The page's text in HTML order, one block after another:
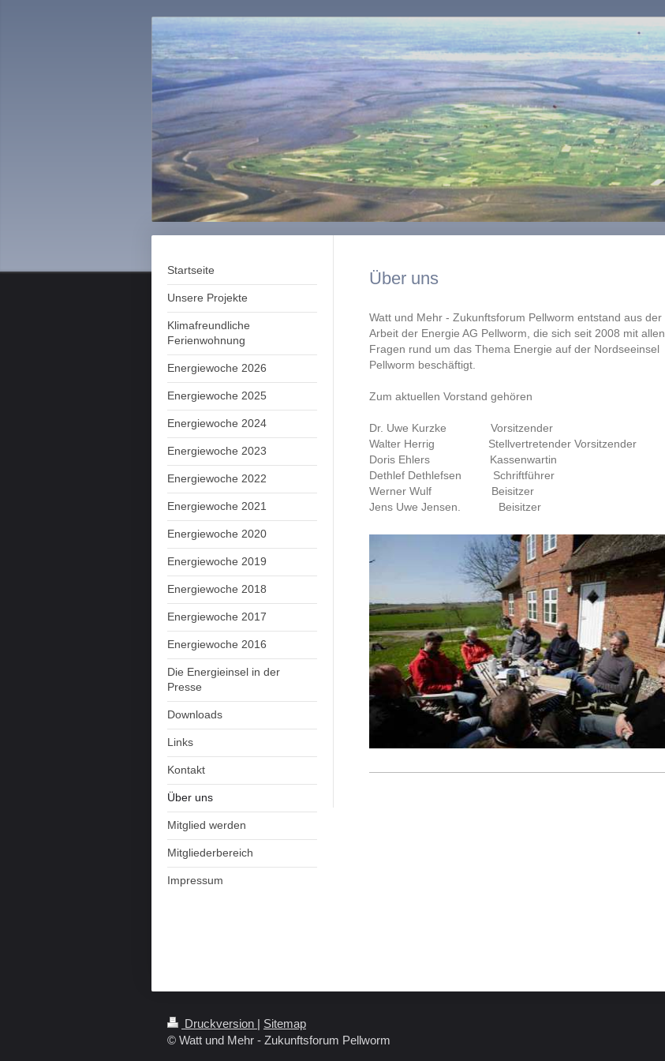
Startseite
Unsere Projekte
Klimafreundliche
Ferienwohnung
Energiewoche 2026
Energiewoche 2025
Energiewoche 2024
Energiewoche 2023
Energiewoche 2022
Energiewoche 2021
Energiewoche 2020
Energiewoche 2019
Energiewoche 2018
Energiewoche 2017
Energiewoche 2016
Die Energieinsel in der
Presse
Downloads
Links
Kontakt
Über uns
Mitglied werden
Mitgliederbereich
Impressum
Über uns
Watt und Mehr - Zukunftsforum Pellworm entstand aus der
Arbeit der Energie AG Pellworm, die sich seit 2008 mit allen
Fragen rund um das Thema Energie auf der Nordseeinsel
Pellworm beschäftigt.
Zum aktuellen Vorstand gehören
Dr. Uwe Kurzke Vorsitzender
Walter Herrig Stellvertretender Vorsitzender
Doris Ehlers Kassenwartin
Dethlef Dethlefsen Schriftführer
Werner Wulf Beisitzer
Jens Uwe Jensen. Beisitzer
Druckversion | Sitemap
© Watt und Mehr - Zukunftsforum Pellworm